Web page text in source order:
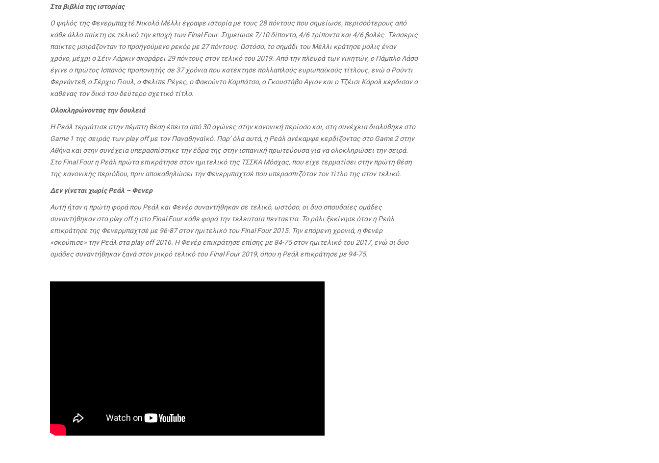
Στα βιβλία της ιστορίας
Ο ψηλός της Φενερμπαχτέ Νικολό Μέλλι έγραψε ιστορία με τους 28 πόντους που σημείωσε, περισσότερους από
κάθε άλλο παίκτη σε τελικό την εποχή τωνFinal Four. Σημείωσε 7/10 δίποντα, 4/6 τρίποντα και 4/6 βολές. Τέσσερις
παίκτες μοιράζονταν το προηγούμενο ρεκόρ με 27 πόντους. Ωστόσο, το σημάδι του Μέλλι κράτησε μόλις έναν
χρόνο, μέχρι ο Σέιν Λάρκιν σκοράρει 29 πόντους στον τελικό του 2019. Από την πλευρά των νικητών, ο Πάμπλο Λάσο
έγινε ο πρώτος Ισπανός προπονητής σε 37 χρόνια που κατέκτησε πολλαπλούς ευρωπαϊκούς τίτλους, ενώ ο Ρούντι
Φερνάντεθ, ο Σέρχιο Γιουλ, ο Φελίπε Ρέγες, ο Φακούντο Καμπάτσο, ο Γκουστάβο Αγιόν και ο Τζέισι Κάρολ κέρδισαν ο
καθένας τον δικό του δεύτερο σχετικό τίτλο.
Ολοκληρώνοντας την δουλειά
Η Ρεάλ τερμάτισε στην πέμπτη θέση έπειτα από 30 αγώνες στην κανονική περίοσο και, στη συνέχεια διαλύθηκε στο
Game1 της σειράς τωνplay offμε τον Παναθηναϊκό. Παρ’ όλα αυτά, η Ρεάλ ανέκαμψε κερδίζοντας στοGame2 στην
Αθήνα και στην συνέχεια υπερασπίστηκε την έδρα της στην ισπανική πρωτεύουσα για να ολοκληρώσει την σειρά.
ΣτοFinal Fourη Ρεάλ πρώτα επικράτησε στον ημιτελικό της ΤΣΣΚΑ Μόσχας, που είχε τερματίσει στην πρώτη θέση
της κανονικής περιόδου, πριν αποκαθηλώσει την Φενερμπαχτσέ που υπερασπιζόταν τον τίτλο της στον τελικό.
Δεν γίνεται χωρίς Ρεάλ – Φενερ
Αυτή ήταν η πρώτη φορά που Ρεάλ και Φενέρ συναντήθηκαν σε τελικό, ωστόσο, οι δυο σπουδαίες ομάδες
συναντήθηκαν σταplay offή στοFinal Fourκάθε φορά την τελευταία πενταετία. Το ράλι ξεκίνησε όταν η Ρεάλ
επικράτησε της Φενερμπαχτσέ με 96-87 στον ημιτελικό του Final Four2015. Την επόμενη χρονιά, η Φενέρ
«σκούπισε» την Ρεάλ σταplay off2016. Η Φενέρ επικράτησε επίσης με 84-75 στον ημιτελικό του 2017, ενώ οι δυο
ομάδες συναντήθηκαν ξανά στον μικρό τελικό του Final Four2019, όπου η Ρεάλ επικράτησε με 94-75.